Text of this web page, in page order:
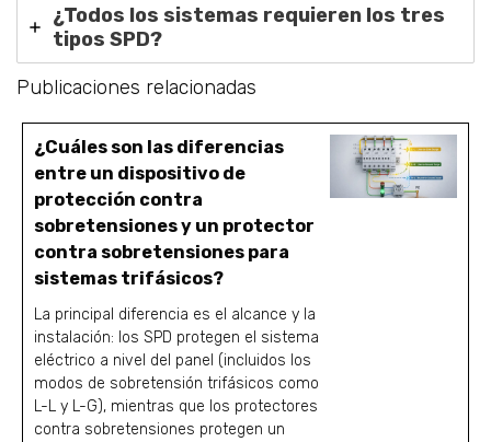
¿Todos los sistemas requieren los tres
tipos SPD?
Publicaciones relacionadas
¿Cuáles son las diferencias
entre un dispositivo de
protección contra
sobretensiones y un protector
contra sobretensiones para
sistemas trifásicos?
La principal diferencia es el alcance y la
instalación: los SPD protegen el sistema
eléctrico a nivel del panel (incluidos los
modos de sobretensión trifásicos como
L-L y L-G), mientras que los protectores
contra sobretensiones protegen un